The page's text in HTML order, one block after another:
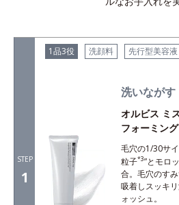
STEP
1
1品3役 洗顔料 先行型美容液
洗いながす
オルビス ミ
フォーミン
毛穴の1/30サ
粒子*3”とモロ
合。毛穴のす
吸着しスッキ
ォッシュ。